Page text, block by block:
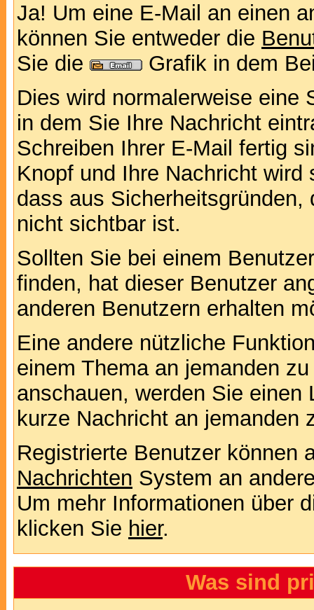
Ja! Um eine E-Mail an einen
können Sie entweder die
Sie die
Grafik in dem
Dies wird normalerweise eine
in dem Sie Ihre Nachricht
Schreiben Ihrer E-Mail fertig
Knopf und Ihre Nachricht
dass aus
nicht sichtbar ist.
Sollten Sie bei einem
finden, hat dieser Benutzer
anderen Benutzern erhalten
Eine andere nützliche
einem Thema an jemanden
anschauen, werden Sie
kurze Nachricht an jemanden
Registrierte Benutzer können
Nachrichten System an
Um mehr Informationen über
klicken Sie hier.
Was sind